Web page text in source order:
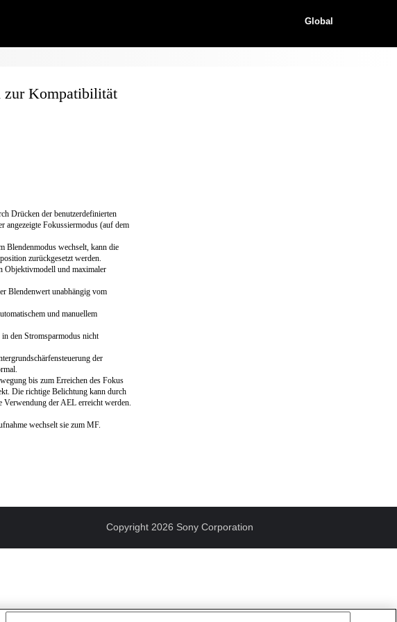
Global
zur Kompatibilität
Drücken der benutzerdefinierten
angezeigte Fokussiermodus (auf dem
Blendenmodus wechselt, kann die
zurückgesetzt werden.
Objektivmodell und maximaler
Blendenwert unabhängig vom
und manuellem
den Stromsparmodus nicht
der
bis zum Erreichen des Fokus
Die richtige Belichtung kann durch
Verwendung der AEL erreicht werden.
wechselt sie zum MF.
Copyright 2026 Sony Corporation